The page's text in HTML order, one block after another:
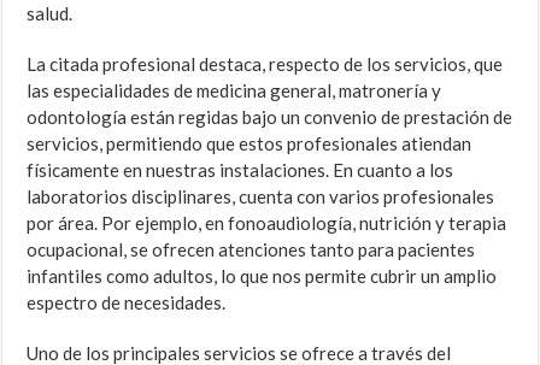
salud.
La citada profesional destaca, respecto de los servicios, que
las especialidades de medicina general, matronería y
odontología están regidas bajo un convenio de prestación de
servicios, permitiendo que estos profesionales atiendan
físicamente en nuestras instalaciones. En cuanto a los
laboratorios disciplinares, cuenta con varios profesionales
por área. Por ejemplo, en fonoaudiología, nutrición y terapia
ocupacional, se ofrecen atenciones tanto para pacientes
infantiles como adultos, lo que nos permite cubrir un amplio
espectro de necesidades.
Uno de los principales servicios se ofrece a través del